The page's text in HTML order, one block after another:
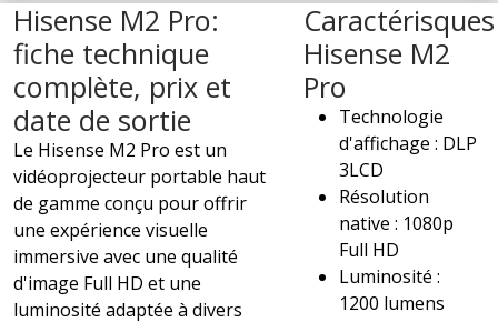
Hisense M2 Pro:
fiche technique
complète, prix et
date de sortie
Le Hisense M2 Pro est un
vidéoprojecteur portable haut
de gamme conçu pour offrir
une expérience visuelle
immersive avec une qualité
d'image Full HD et une
luminosité adaptée à divers
Caractérisques
Hisense M2
Pro
Technologie
d'affichage : DLP
3LCD
Résolution
native : 1080p
Full HD
Luminosité :
1200 lumens